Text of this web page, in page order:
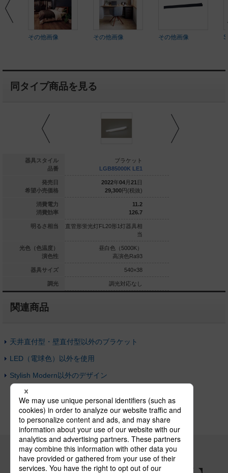
その他画像 その他画像 その他画像
同タイプ商品を見る
器具スタイル
品番
発売日
希望小売価格
消費電力
消費効率
明るさ相当
光色（色温度）
演色性
器具サイズ
調光
ブラケット
円(税抜)
7.4
66.8
形1灯器具相当
色（5000K）
280×280
ブラケット
LGB85000K LE1
2022年04 月 21 日
29,300円(税抜)
11.2
126.7
直管形蛍光灯FL20形1灯器具相
当
昼白色（5000K）
高演色Ra93
540×38
調光対応なし
関連商品
天井直付型・壁直付型以外のブラケット
LED（電球色）以外を使用
Stylish Modern以外のデザイン
パナソニックの電気設備 SNSアカウント